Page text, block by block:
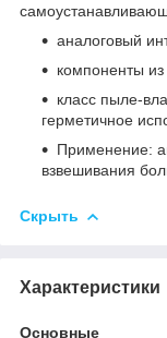
аналоговый
компоненты
класс пыле-
герметичное
Применение:
взвешивания
Скрыть
Характеристики
Основные